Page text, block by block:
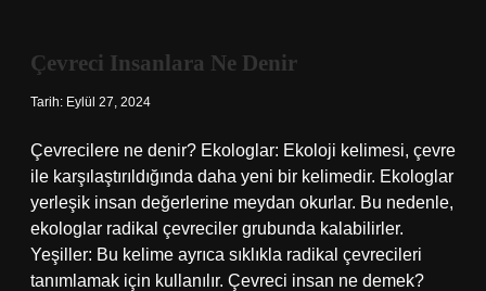
Çevreci Insanlara Ne Denir
Tarih: Eylül 27, 2024
Çevrecilere ne denir? Ekologlar: Ekoloji kelimesi, çevre
ile karşılaştırıldığında daha yeni bir kelimedir. Ekologlar
yerleşik insan değerlerine meydan okurlar. Bu nedenle,
ekologlar radikal çevreciler grubunda kalabilirler.
Yeşiller: Bu kelime ayrıca sıklıkla radikal çevrecileri
tanımlamak için kullanılır. Çevreci insan ne demek?